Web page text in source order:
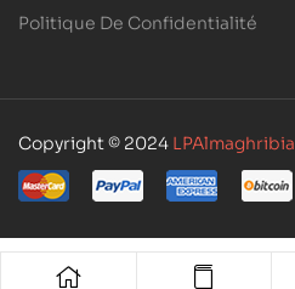
Politique De Confidentialité
Copyright © 2024 LPAlmaghribia